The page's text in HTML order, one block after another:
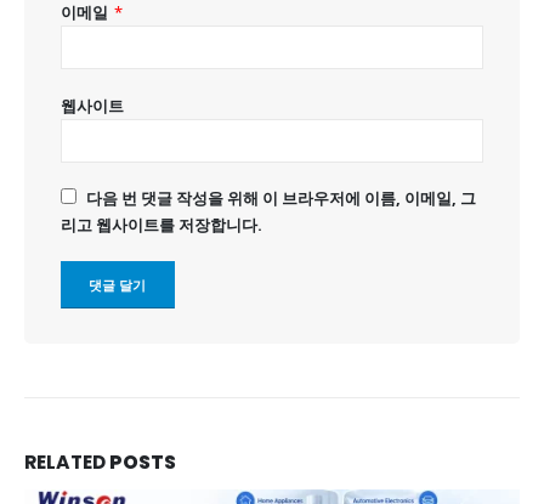
이메일 *
웹사이트
다음 번 댓글 작성을 위해 이 브라우저에 이름, 이메일, 그
리고 웹사이트를 저장합니다.
RELATEDPOSTS